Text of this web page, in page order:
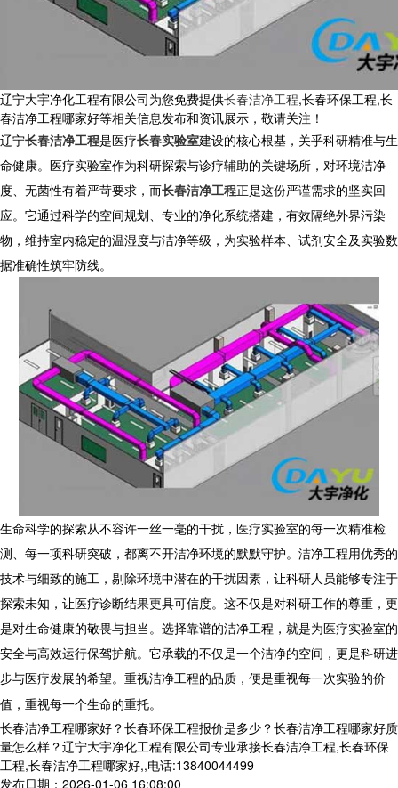
辽宁大宇净化工程有限公司为您免费提供长春洁净工程,长春环保工程,长
春洁净工程哪家好等相关信息发布和资讯展示，敬请关注！
辽宁长春洁净工程是医疗长春实验室建设的核心根基，关乎科研精准与生
命健康。医疗实验室作为科研探索与诊疗辅助的关键场所，对环境洁净
度、无菌性有着严苛要求，而长春洁净工程正是这份严谨需求的坚实回
应。它通过科学的空间规划、专业的净化系统搭建，有效隔绝外界污染
物，维持室内稳定的温湿度与洁净等级，为实验样本、试剂安全及实验数
据准确性筑牢防线。
生命科学的探索从不容许一丝一毫的干扰，医疗实验室的每一次精准检
测、每一项科研突破，都离不开洁净环境的默默守护。 洁净工程用优秀的
技术与细致的施工，剔除环境中潜在的干扰因素，让科研人员能够专注于
探索未知，让医疗诊断结果更具可信度。这不仅是对科研工作的尊重，更
是对生命健康的敬畏与担当。选择靠谱的洁净工程 ，就是为医疗实验室的
安全与高效运行保驾护航。它承载的不仅是一个洁净的空间，更是科研进
步与医疗发展的希望。重视洁净工程的品质，便是重视每一次实验的价
值，重视每一个生命的重托。
长春洁净工程哪家好？长春环保工程报价是多少？长春洁净工程哪家好质
量怎么样？辽宁大宇净化工程有限公司专业承接长春洁净工程,长春环保
工程,长春洁净工程哪家好,,电话:13840044499
发布日期：2026-01-06 16:08:00